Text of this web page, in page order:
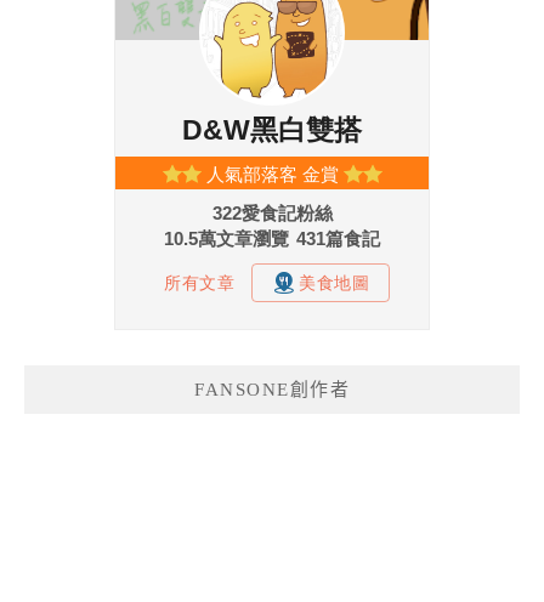
FANSONE創作者